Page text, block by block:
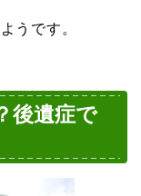
うです。
後遺症で